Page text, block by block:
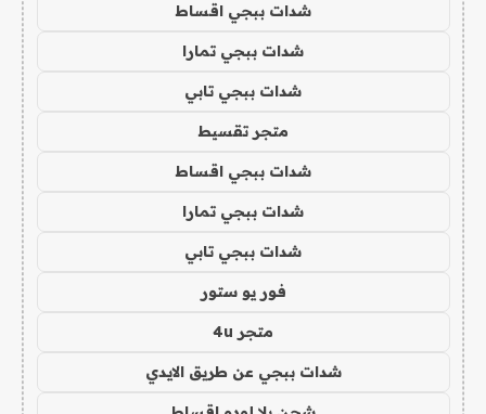
شدات ببجي اقساط
شدات ببجي تمارا
شدات ببجي تابي
متجر تقسيط
شدات ببجي اقساط
شدات ببجي تمارا
شدات ببجي تابي
فور يو ستور
متجر 4u
شدات ببجي عن طريق الايدي